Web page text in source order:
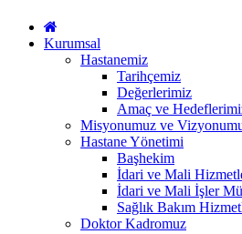
Kurumsal
Hastanemiz
Tarihçemiz
Değerlerimiz
Amaç ve
Misyonumuz ve
Hastane Yönetimi
Başhekim
İdari ve Mali
İdari ve Mali İşler
Sağlık Bakım
Doktor Kadromuz